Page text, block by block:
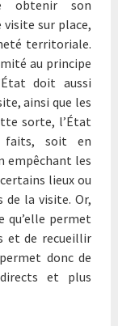
obtenir son
sur place,
territoriale.
au principe
doit aussi
ainsi que les
sorte, l’État
faits, soit en
empêchant les
lieux ou
de la visite. Or,
qu’elle permet
et de recueillir
donc de
et plus